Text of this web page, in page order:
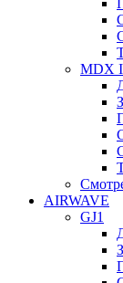
MDX
AIRWAVE
GJ1